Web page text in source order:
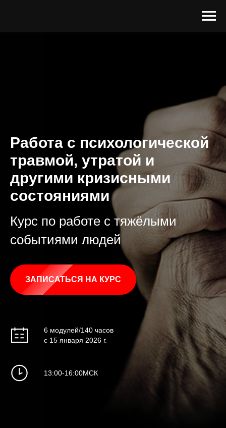
Работа с психологической
травмой, утратой и
другими кризисными
состояниями
Курс по работе с тяжёлыми
событиями людей
ЗАПИСАТЬСЯ НА КУРС
6 модулей/140 часов
с 15 января 2026 г.
13:00-16:00МСК